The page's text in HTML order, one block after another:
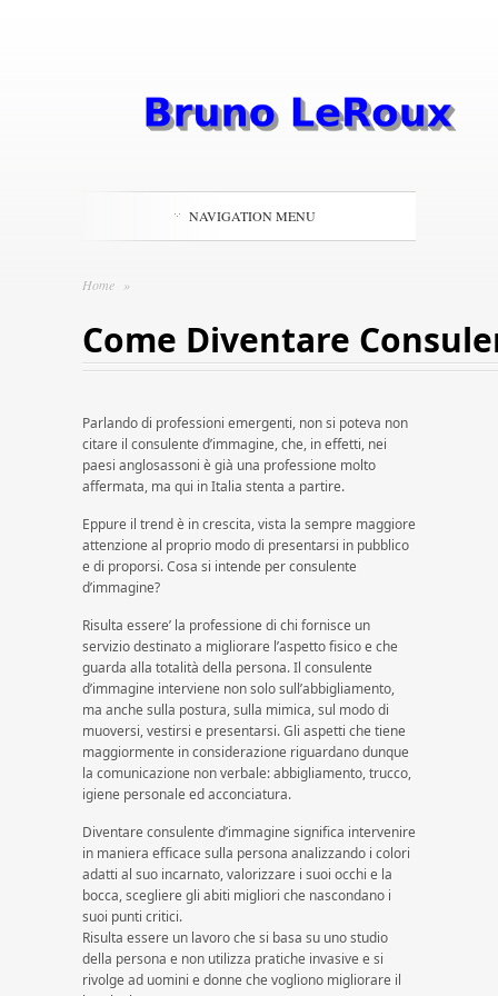
NAVIGATION MENU
Home »
Come Diventare
Parlando di professioni emergenti, non si poteva non
citare il consulente d’immagine, che, in effetti, nei
paesi anglosassoni è già una professione molto
affermata, ma qui in Italia stenta a partire.
Eppure il trend è in crescita, vista la sempre maggiore
attenzione al proprio modo di presentarsi in pubblico
e di proporsi. Cosa si intende per consulente
d’immagine?
Risulta essere’ la professione di chi fornisce un
servizio destinato a migliorare l’aspetto fisico e che
guarda alla totalità della persona. Il consulente
d’immagine interviene non solo sull’abbigliamento,
ma anche sulla postura, sulla mimica, sul modo di
muoversi, vestirsi e presentarsi. Gli aspetti che tiene
maggiormente in considerazione riguardano dunque
la comunicazione non verbale: abbigliamento, trucco,
igiene personale ed acconciatura.
Diventare consulente d’immagine significa intervenire
in maniera efficace sulla persona analizzando i colori
adatti al suo incarnato, valorizzare i suoi occhi e la
bocca, scegliere gli abiti migliori che nascondano i
suoi punti critici.
Risulta essere un lavoro che si basa su uno studio
della persona e non utilizza pratiche invasive e si
rivolge ad uomini e donne che vogliono migliorare il